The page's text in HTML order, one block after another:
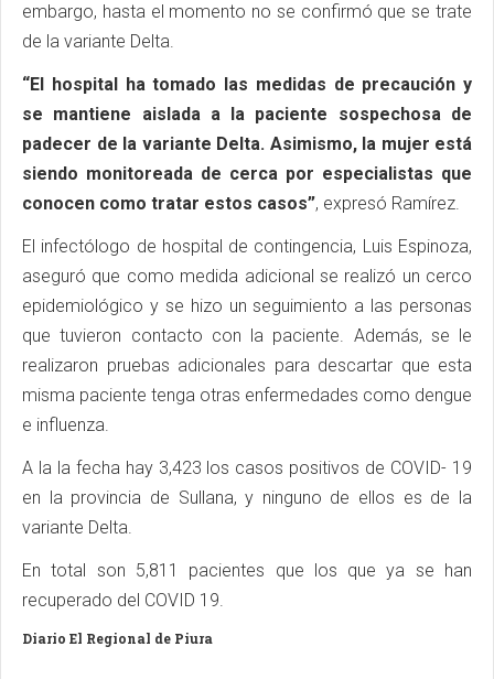
embargo, hasta el momento no se confirmó que se trate
de la variante Delta.
“El hospital ha tomado las medidas de precaución y
se mantiene aislada a la paciente sospechosa de
padecer de la variante Delta. Asimismo, la mujer está
siendo monitoreada de cerca por especialistas que
conocen como tratar estos casos”, expresó Ramírez.
El infectólogo de hospital de contingencia, Luis Espinoza,
aseguró que como medida adicional se realizó un cerco
epidemiológico y se hizo un seguimiento a las personas
que tuvieron contacto con la paciente. Además, se le
realizaron pruebas adicionales para descartar que esta
misma paciente tenga otras enfermedades como dengue
e influenza.
A la la fecha hay 3,423 los casos positivos de COVID- 19
en la provincia de Sullana, y ninguno de ellos es de la
variante Delta.
En total son 5,811 pacientes que los que ya se han
recuperado del COVID 19.
Diario El Regional de Piura